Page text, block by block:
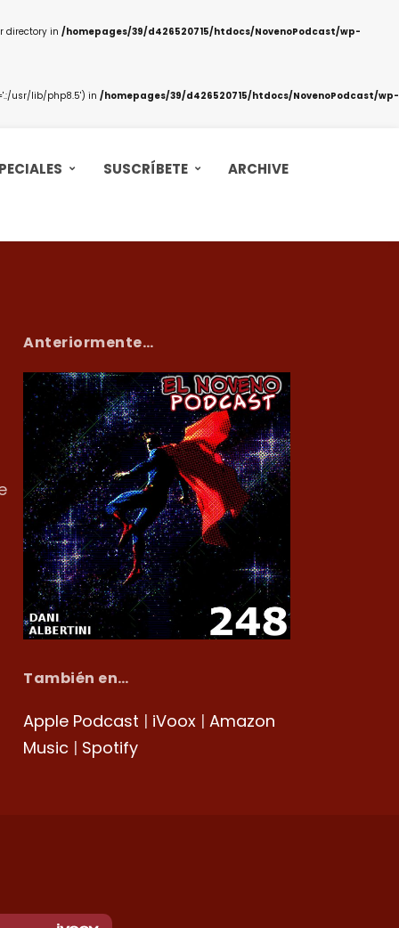
directory in /homepages/39/d426520715/htdocs/NovenoPodcast/wp-
usr/lib/php8.5') in /homepages/39/d426520715/htdocs/NovenoPodcast/wp-
SUSCRÍBETE ARCHIVE
Anteriormente…
También en…
Apple Podcast | iVoox | Amazon
Music | Spotify